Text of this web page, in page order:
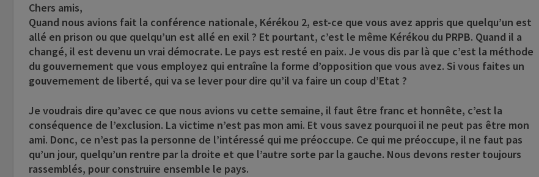
Chers amis,
Quand nous avions fait la conférence nationale, Kérékou 2, est-ce que vous avez appris que quelqu’un est
allé en prison ou que quelqu’un est allé en exil ? Et pourtant, c’est le même Kérékou du PRPB. Quand il a
changé, il est devenu un vrai démocrate. Le pays est resté en paix. Je vous dis par là que c’est la méthode
du gouvernement que vous employez qui entraîne la forme d’opposition que vous avez. Si vous faites un
gouvernement de liberté, qui va se lever pour dire qu’il va faire un coup d’Etat ?
Je voudrais dire qu’avec ce que nous avions vu cette semaine, il faut être franc et honnête, c’est la
conséquence de l’exclusion. La victime n’est pas mon ami. Et vous savez pourquoi il ne peut pas être mon
ami. Donc, ce n’est pas la personne de l’intéressé qui me préoccupe. Ce qui me préoccupe, il ne faut pas
qu’un jour, quelqu’un rentre par la droite et que l’autre sorte par la gauche. Nous devons rester toujours
rassemblés, pour construire ensemble le pays.